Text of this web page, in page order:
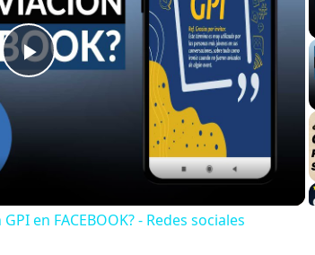
P
en FACEBOOK? - Redes sociales